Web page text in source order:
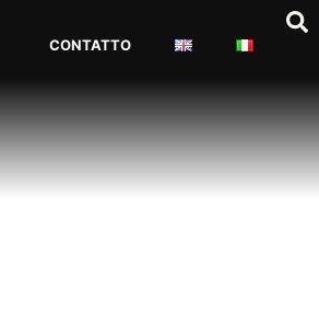
CONTATTO